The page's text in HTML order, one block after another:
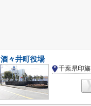
酒々井町役場